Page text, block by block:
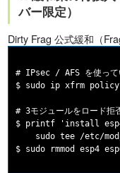
バー限定）
Dirty Frag 公式緩和（
# IPsec / AFS を使って
$ sudo ip xfrm
# 3モジュールをロード拒
$ printf 'install
sudo tee /etc/